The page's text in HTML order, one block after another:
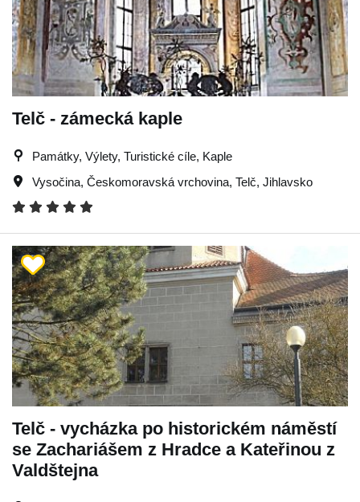
Telč - zámecká kaple
Památky, Výlety, Turistické cíle, Kaple
Vysočina, Českomoravská vrchovina, Telč, Jihlavsko
Telč - vycházka po historickém náměstí
se Zachariášem z Hradce a Kateřinou z
Valdštejna